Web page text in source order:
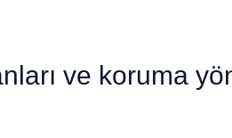
ve koruma